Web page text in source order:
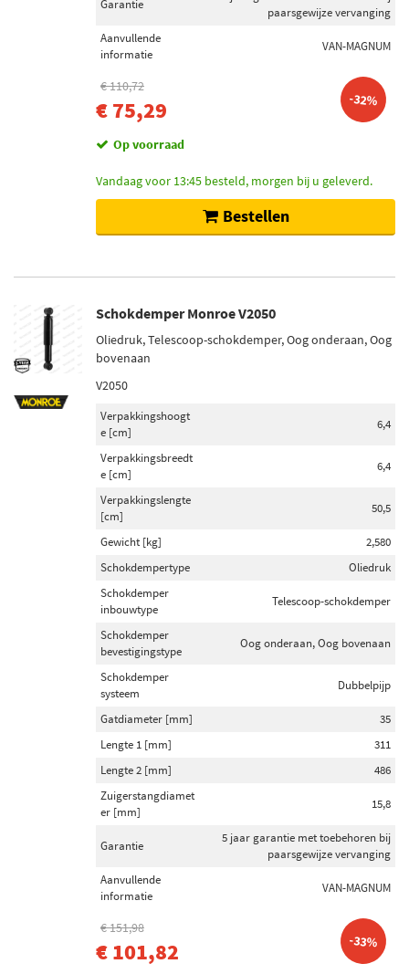
Garantie
paarsgewijze vervanging
Aanvullende
informatie
VAN-MAGNUM
€ 110,72
€ 75,29 -32%
Op voorraad
Vandaag voor 13:45 besteld, morgen bij u geleverd.
Bestellen
Schokdemper Monroe V2050
Oliedruk, Telescoop-schokdemper, Oog onderaan, Oog
bovenaan
V2050
Verpakkingshoogt
e [cm]
6,4
Verpakkingsbreedt
e [cm]
6,4
Verpakkingslengte
[cm]
50,5
Gewicht [kg]
2,580
Schokdempertype
Oliedruk
Schokdemper
inbouwtype
Telescoop-schokdemper
Schokdemper
bevestigingstype
Oog onderaan, Oog bovenaan
Schokdemper
systeem
Dubbelpijp
Gatdiameter [mm]
35
Lengte 1 [mm]
311
Lengte 2 [mm]
486
Zuigerstangdiamet
er [mm]
15,8
Garantie
5 jaar garantie met toebehoren bij
paarsgewijze vervanging
Aanvullende
informatie
VAN-MAGNUM
€ 151,98
€ 101,82 -33%